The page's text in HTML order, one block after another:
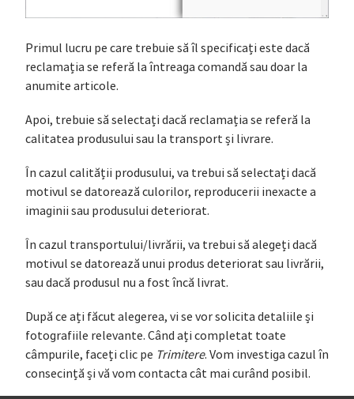
Primul lucru pe care trebuie să îl specificați este dacă
reclamația se referă la întreaga comandă sau doar la
anumite articole.
Apoi, trebuie să selectați dacă reclamația se referă la
calitatea produsului sau la transport și livrare.
În cazul calității produsului, va trebui să selectați dacă
motivul se datorează culorilor, reproducerii inexacte a
imaginii sau produsului deteriorat.
În cazul transportului/livrării, va trebui să alegeți dacă
motivul se datorează unui produs deteriorat sau livrării,
sau dacă produsul nu a fost încă livrat.
După ce ați făcut alegerea, vi se vor solicita detaliile și
fotografiile relevante. Când ați completat toate
câmpurile, faceți clic pe Trimitere. Vom investiga cazul în
consecință și vă vom contacta cât mai curând posibil.